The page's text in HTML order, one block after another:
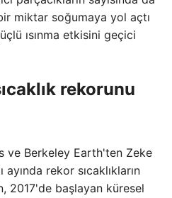
miktar soğumaya yol açtı
ısınma etkisini geçici
rekorunu
ve Berkeley Earth'ten Zeke
rekor sıcaklıkların
2017'de başlayan küresel